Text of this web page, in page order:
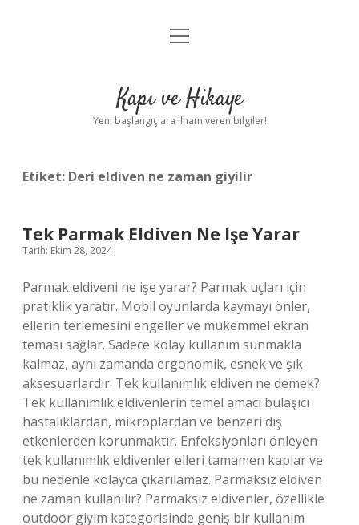
Anasayfa
Yasal Uyarı
menüyü
Kapı ve Hikaye
Yeni başlangıçlara ilham veren bilgiler!
Etiket: Deri eldiven ne zaman giyilir
Tek Parmak Eldiven Ne Işe Yarar
Tarih: Ekim 28, 2024
Parmak eldiveni ne işe yarar? Parmak uçları için
pratiklik yaratır. Mobil oyunlarda kaymayı önler,
ellerin terlemesini engeller ve mükemmel ekran
teması sağlar. Sadece kolay kullanım sunmakla
kalmaz, aynı zamanda ergonomik, esnek ve şık
aksesuarlardır. Tek kullanımlık eldiven ne demek?
Tek kullanımlık eldivenlerin temel amacı bulaşıcı
hastalıklardan, mikroplardan ve benzeri dış
etkenlerden korunmaktır. Enfeksiyonları önleyen
tek kullanımlık eldivenler elleri tamamen kaplar ve
bu nedenle kolayca çıkarılamaz. Parmaksız eldiven
ne zaman kullanılır? Parmaksız eldivenler, özellikle
outdoor giyim kategorisinde geniş bir kullanım